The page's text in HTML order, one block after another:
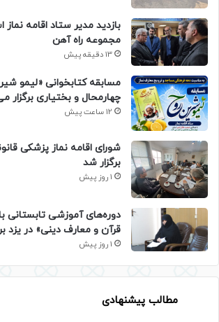
بازدید مدیر ستاد اقامه نماز
مجموعه راه آهن
13 دقیقه پیش
مسابقه کتابخوانی «لیمو
چهارمحال و بختیاری برگزار
12 ساعت پیش
شورای اقامه نماز پزشکی
برگزار شد
1 روز پیش
دوره‌های آموزشی تابستانی
قرآن و معارف دینی» در یزد
1 روز پیش
مطالب پیشنهادی